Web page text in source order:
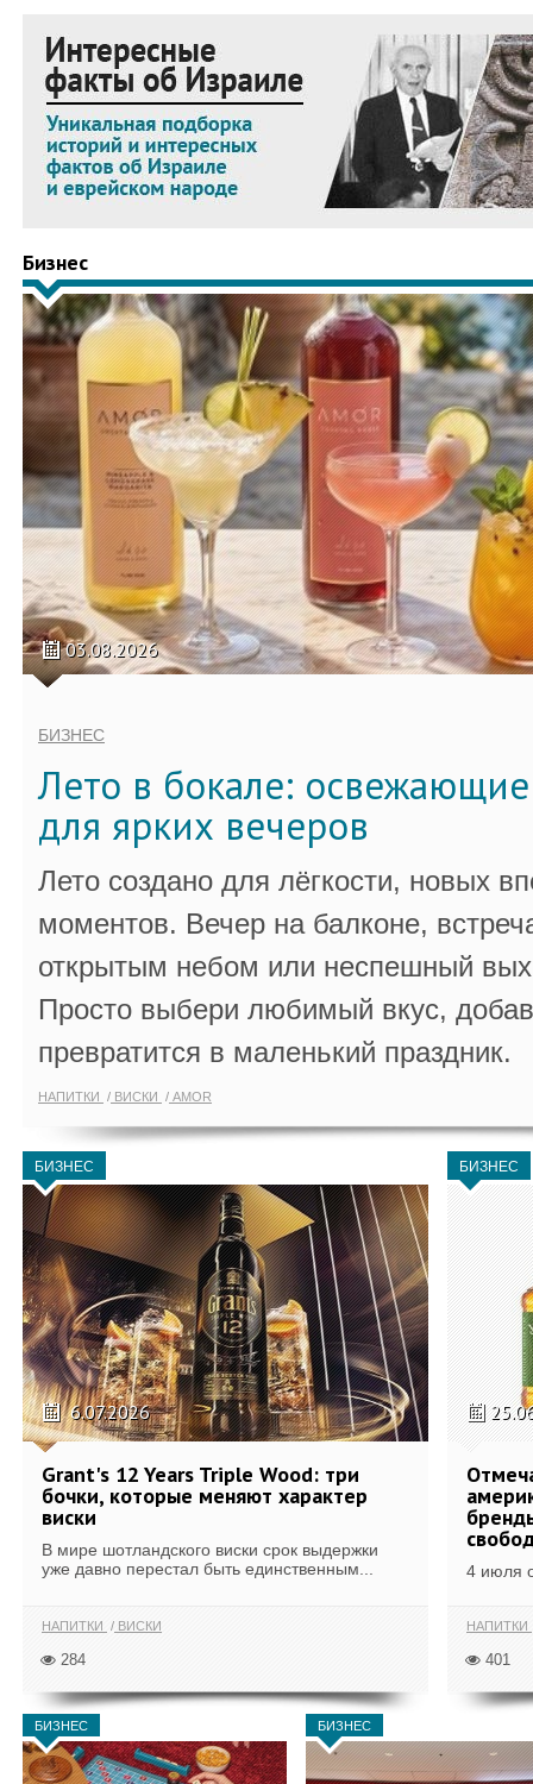
Бизнес
03.08.2026
БИЗНЕС
Лето в бокале:
для ярких вечеров
Лето создано для лёгкости, новых
моментов. Вечер на балконе,
открытым небом или неспешный
Просто выбери любимый вкус,
превратится в маленький праздник.
НАПИТКИ ВИСКИ AMOR
БИЗНЕС
6.07.2026
Grant's 12 Years Triple Wood: три
бочки, которые меняют характер
виски
В мире шотландского виски срок выдержки
уже давно перестал быть единственным...
НАПИТКИ ВИСКИ
284
БИЗНЕС
4 июля
НАПИТКИ
401
БИЗНЕС БИЗНЕС